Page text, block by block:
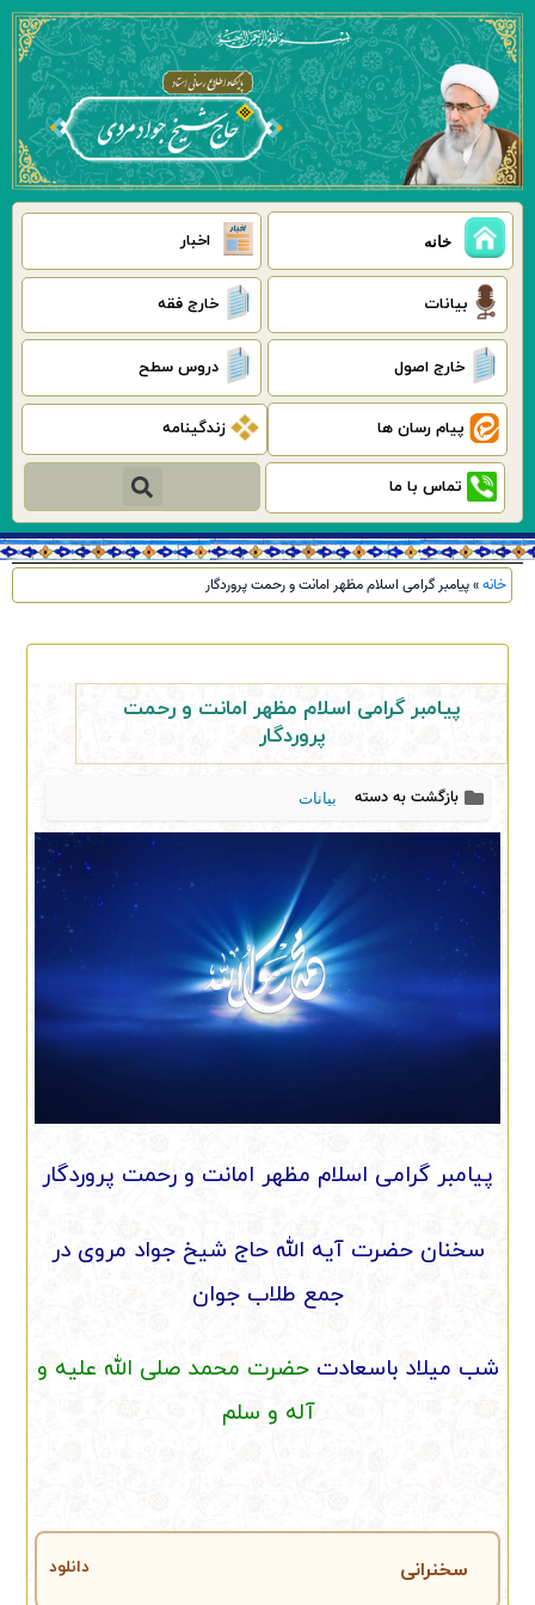
پرش
محتوا
خانه اخبار
بیانات خارج فقه
خارج اصول دروس سطح
پیام رسان ها زندگینامه
تماس با ما جستجو
خانه»پیامبر گرامی اسلام مظهر امانت و رحمت پروردگار
پیامبر گرامی اسلام مظهر امانت و رحمت
پروردگار
بازگشت به دسته بیانات
پیامبر گرامی اسلام مظهر امانت و رحمت پروردگار
سخنان حضرت آیه الله حاج شیخ جواد مروی در
جمع طلاب جوان
شب میلاد باسعادتحضرت محمد صلی الله علیه و
آله و سلم
سخنرانی